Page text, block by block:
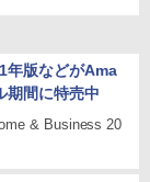
年版などがAma
期間に特売中
& Business 20